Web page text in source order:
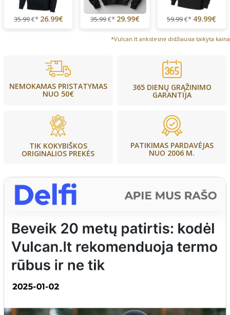
35.99€* 26.99€ 35.99€* 29.99€ 59.99€* 49.99€
*Vulcan.lt ankstesnė didžiausia taikyta kaina
NEMOKAMAS PRISTATYMAS
NUO 50€
365 DIENŲ GRĄŽINIMO
GARANTIJA
TIK KOKYBIŠKOS
ORIGINALIOS PREKĖS
PATIKIMAS PARDAVĖJAS
NUO 2006 M.